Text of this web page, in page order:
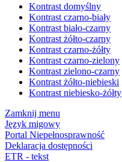
Kontrast domyślny
Kontrast czarno-biały
Kontrast biało-czarny
Kontrast żółto-czarny
Kontrast czarno-żółty
Kontrast czarno-zielony
Kontrast zielono-czarny
Kontrast żółto-niebieski
Kontrast niebiesko-żółty
Zamknij menu
Język migowy
Portal Niepełnosprawność
Deklaracja dostępności
ETR - tekst